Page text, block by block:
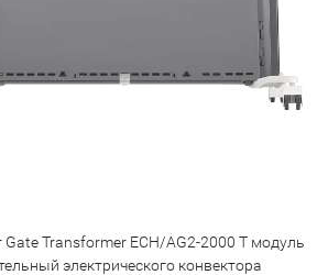
Gate Transformer ECH/AG2-2000 T модуль
электрического конвектора